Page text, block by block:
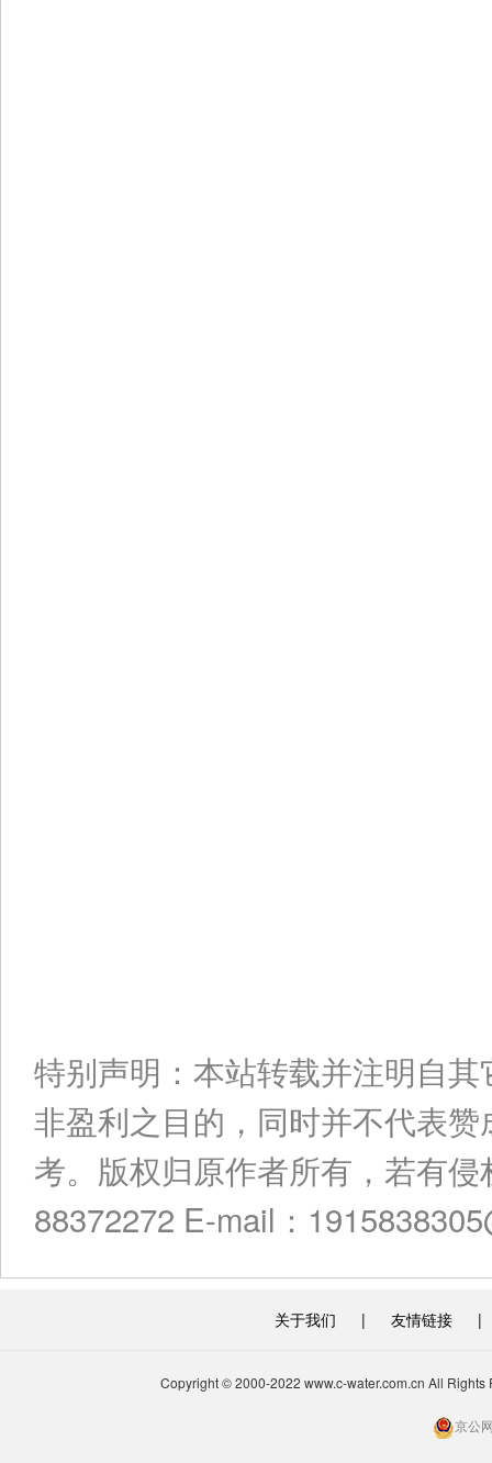
特别声明：本站转载并注明自
非盈利之目的，同时并不代表
考。版权归原作者所有，若有
88372272 E-mail：
关于我们 | 友情链接 |
Copyright © 2000-2022 www.c-water.com.cn All
京公